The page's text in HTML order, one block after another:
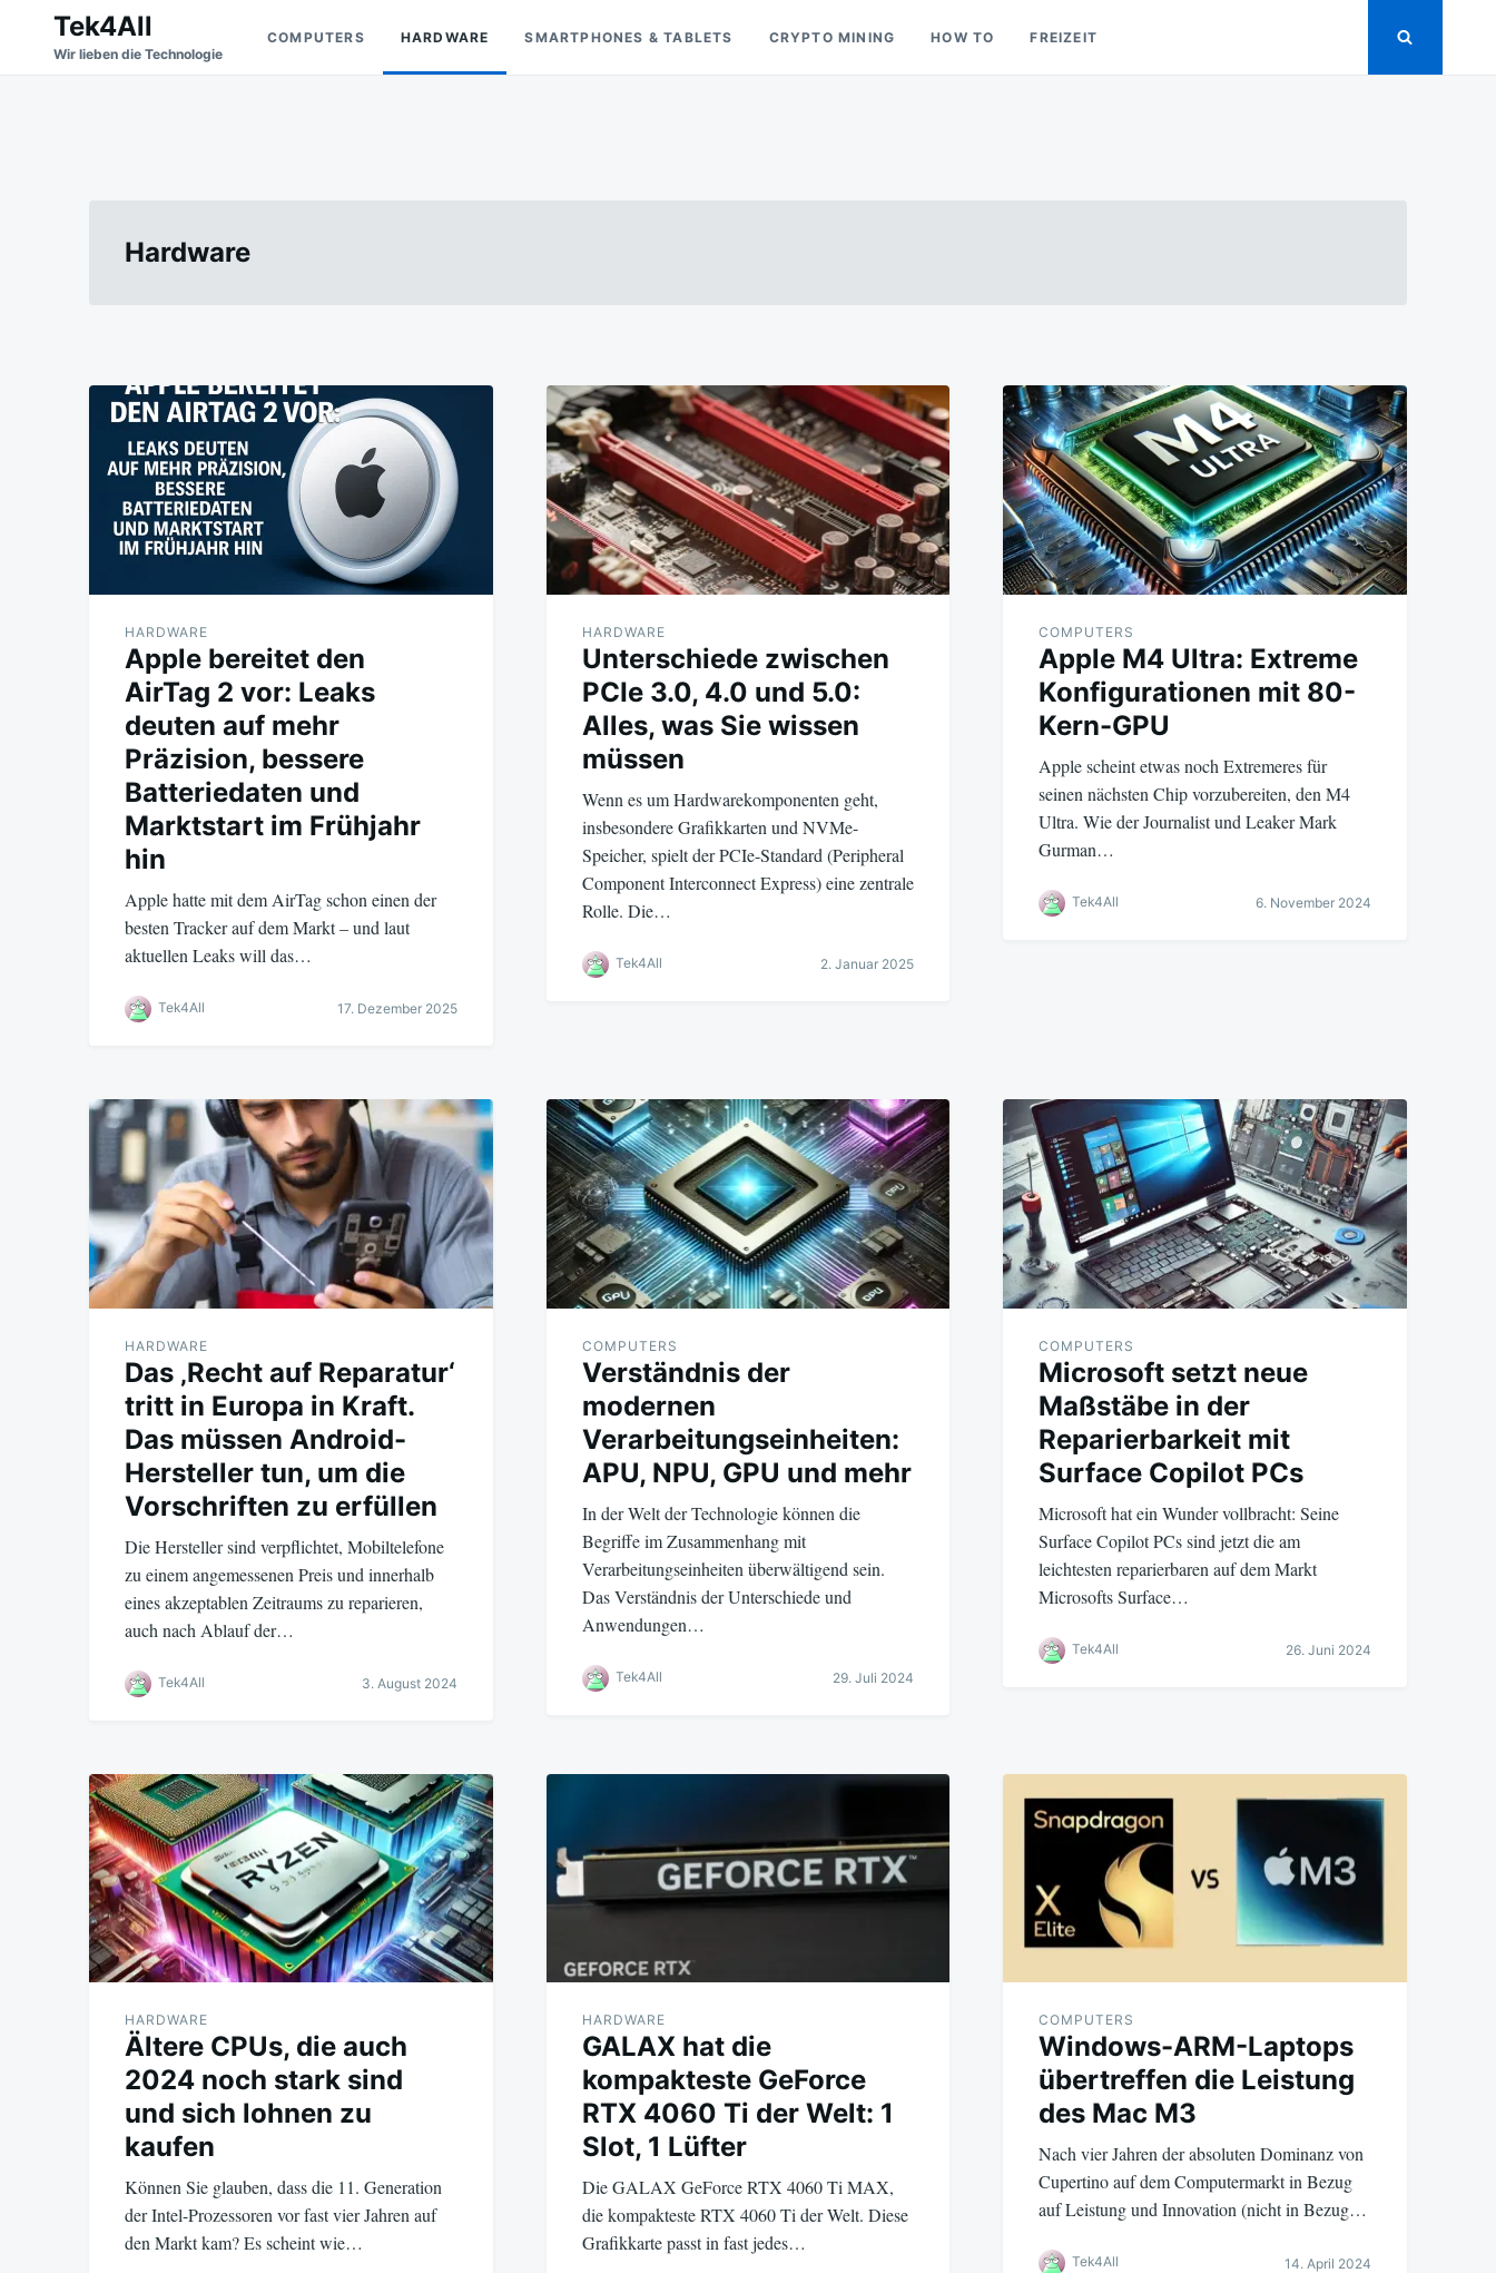
Search
for:
Tek4All
Wir lieben die Technologie
COMPUTERS HARDWARE SMARTPHONES & TABLETS CRYPTO MINING HOW TO FREIZEIT
Hardware
HARDWARE
Apple bereitet den
AirTag 2 vor: Leaks
deuten auf mehr
Präzision, bessere
Batteriedaten und
Marktstart im Frühjahr
hin
Apple hatte mit dem AirTag schon einen der
besten Tracker auf dem Markt – und laut
aktuellen Leaks will das…
Tek4All 17. Dezember 2025
HARDWARE
Unterschiede zwischen
PCIe 3.0, 4.0 und 5.0:
Alles, was Sie wissen
müssen
Wenn es um Hardwarekomponenten geht,
insbesondere Grafikkarten und NVMe-
Speicher, spielt der PCIe-Standard (Peripheral
Component Interconnect Express) eine zentrale
Rolle. Die…
Tek4All 2. Januar 2025
COMPUTERS
Apple M4 Ultra: Extreme
Konfigurationen mit 80-
Kern-GPU
Apple scheint etwas noch Extremeres für
seinen nächsten Chip vorzubereiten, den M4
Ultra. Wie der Journalist und Leaker Mark
Gurman…
Tek4All 6. November 2024
HARDWARE
Das ‚Recht auf Reparatur‘
tritt in Europa in Kraft.
Das müssen Android-
Hersteller tun, um die
Vorschriften zu erfüllen
Die Hersteller sind verpflichtet, Mobiltelefone
zu einem angemessenen Preis und innerhalb
eines akzeptablen Zeitraums zu reparieren,
auch nach Ablauf der…
Tek4All 3. August 2024
COMPUTERS
Verständnis der
modernen
Verarbeitungseinheiten:
APU, NPU, GPU und mehr
In der Welt der Technologie können die
Begriffe im Zusammenhang mit
Verarbeitungseinheiten überwältigend sein.
Das Verständnis der Unterschiede und
Anwendungen…
Tek4All 29. Juli 2024
COMPUTERS
Microsoft setzt neue
Maßstäbe in der
Reparierbarkeit mit
Surface Copilot PCs
Microsoft hat ein Wunder vollbracht: Seine
Surface Copilot PCs sind jetzt die am
leichtesten reparierbaren auf dem Markt
Microsofts Surface…
Tek4All 26. Juni 2024
HARDWARE
Ältere CPUs, die auch
2024 noch stark sind
und sich lohnen zu
kaufen
Können Sie glauben, dass die 11. Generation
der Intel-Prozessoren vor fast vier Jahren auf
den Markt kam? Es scheint wie…
HARDWARE
GALAX hat die
kompakteste GeForce
RTX 4060 Ti der Welt: 1
Slot, 1 Lüfter
Die GALAX GeForce RTX 4060 Ti MAX,
die kompakteste RTX 4060 Ti der Welt. Diese
Grafikkarte passt in fast jedes…
COMPUTERS
Windows-ARM-Laptops
übertreffen die Leistung
des Mac M3
Nach vier Jahren der absoluten Dominanz von
Cupertino auf dem Computermarkt in Bezug
auf Leistung und Innovation (nicht in Bezug…
Tek4All 14. April 2024